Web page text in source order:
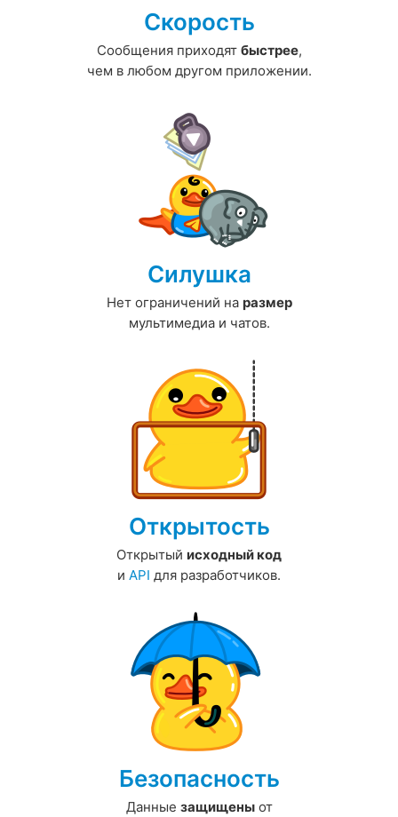
Скорость
Сообщения приходят быстрее,
чем в любом другом приложении.
Силушка
Нет ограничений на размер
мультимедиа и чатов.
Открытость
Открытый исходный код
и API для разработчиков.
Безопасность
Данные защищеныот